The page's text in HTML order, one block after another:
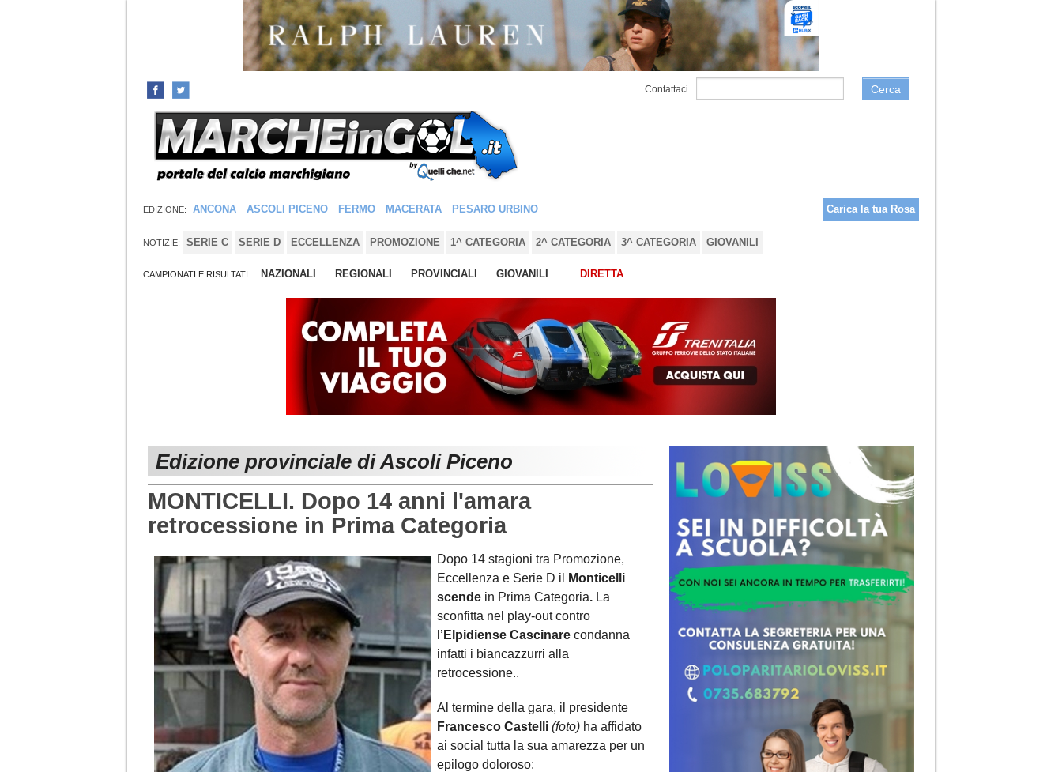
Contattaci Cerca
EDIZIONE: ANCONA ASCOLI PICENO FERMO MACERATA PESARO URBINO Carica la tua Rosa
NOTIZIE: SERIE C SERIE D ECCELLENZA PROMOZIONE 1^ CATEGORIA 2^ CATEGORIA 3^ CATEGORIA GIOVANILI
CAMPIONATI E RISULTATI: NAZIONALI REGIONALI PROVINCIALI GIOVANILI DIRETTA
Edizione provinciale di Ascoli Piceno
MONTICELLI. Dopo 14 anni l'amara
retrocessione in Prima Categoria
Dopo 14 stagioni tra Promozione,
Eccellenza e Serie D il
Monticelli
scende in Prima Categoria. La
sconfitta nel play-out contro
l’ Elpidiense Cascinare condanna
infatti i biancazzurri alla
retrocessione..
Al termine della gara, il presidente
Francesco Castelli (foto) ha affidato
ai social tutta la sua amarezza per un
epilogo doloroso: